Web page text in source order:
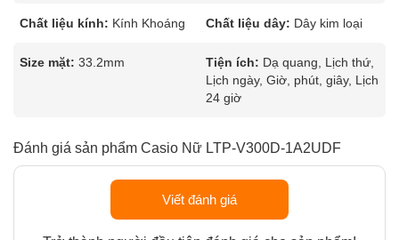
Chất liệu kính: Kính Khoáng Chất liệu dây: Dây kim loại
Size mặt: 33.2mm Tiện ích: Dạ quang, Lịch thứ,
Lịch ngày, Giờ, phút, giây, Lịch
24 giờ
Đánh giá sản phẩm Casio Nữ LTP-V300D-1A2UDF
Viết đánh giá